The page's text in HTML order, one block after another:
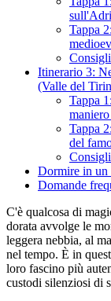
Tappa
Itinerario 3:
(Valle del
Tappa
Tappa
del
Dormire in un
Domande
C'è qualcosa di
dorata avvolge le
leggera nebbia, al
nel tempo. È in
loro fascino più
custodi silenziosi di